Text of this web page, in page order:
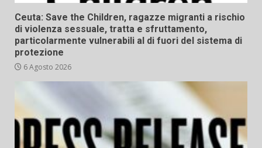
Ceuta: Save the Children, ragazze migranti a rischio
di violenza sessuale, tratta e sfruttamento,
particolarmente vulnerabili al di fuori del sistema di
protezione
6 Agosto 2026